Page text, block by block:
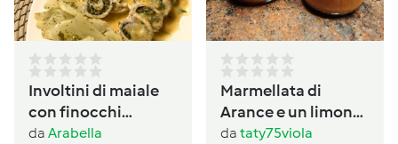
Involtini di maiale
con finocchi
prezzemolati
da Arabella
Marmellata di
Arance e un limone
con buccia
da taty75viola